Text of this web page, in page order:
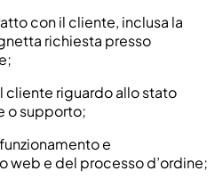
con il cliente, inclusa la
richiesta presso
cliente riguardo allo stato
o supporto;
e
web e del processo d’ordine;